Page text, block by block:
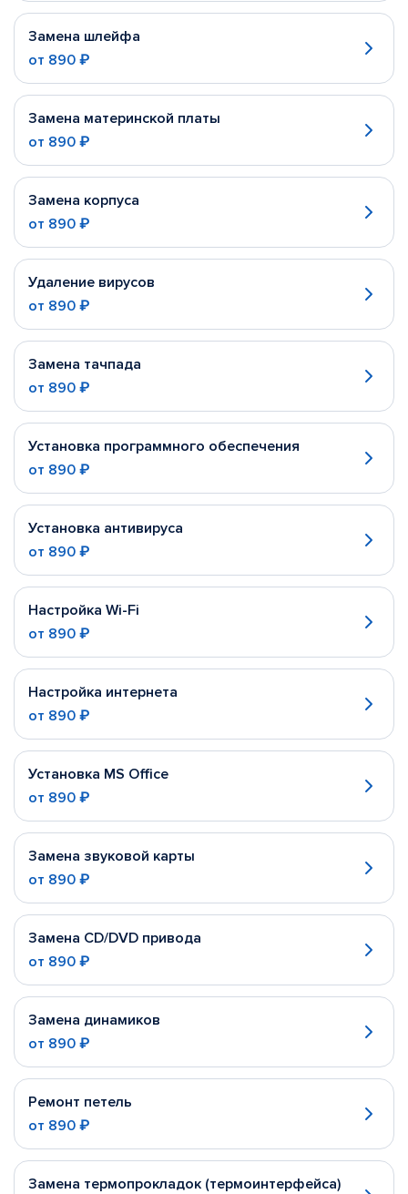
Замена шлейфа
от 890 ₽
Замена материнской платы
от 890 ₽
Замена корпуса
от 890 ₽
Удаление вирусов
от 890 ₽
Замена тачпада
от 890 ₽
Установка программного обеспечения
от 890 ₽
Установка антивируса
от 890 ₽
Настройка Wi-Fi
от 890 ₽
Настройка интернета
от 890 ₽
Установка MS Office
от 890 ₽
Замена звуковой карты
от 890 ₽
Замена CD/DVD привода
от 890 ₽
Замена динамиков
от 890 ₽
Ремонт петель
от 890 ₽
Замена термопрокладок (термоинтерфейса)